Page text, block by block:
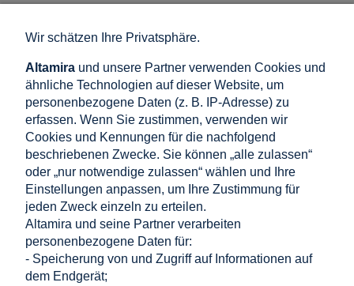
Betrieb unter verschiedenen Umgebungsbedingungen.
Verwandte Produkte
Sechskantmutter M16 DIN 934 – Edelstahl A2-70 für
PV-Anlagen
0,21 €
Nettopreis:
Wir schätzen Ihre Privatsphäre.
Altamira und unsere Partner verwenden Cookies und
ähnliche Technologien auf dieser Website, um
personenbezogene Daten (z. B. IP-Adresse) zu
erfassen. Wenn Sie zustimmen, verwenden wir
Cookies und Kennungen für die nachfolgend
beschriebenen Zwecke. Sie können „alle zulassen“
oder „nur notwendige zulassen“ wählen und Ihre
Einstellungen anpassen, um Ihre Zustimmung für
jeden Zweck einzeln zu erteilen.
Altamira und seine Partner verarbeiten
personenbezogene Daten für:
- Speicherung von und Zugriff auf Informationen auf
dem Endgerät;